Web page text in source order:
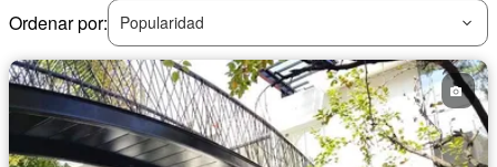
Ordenar por:
Popularidad